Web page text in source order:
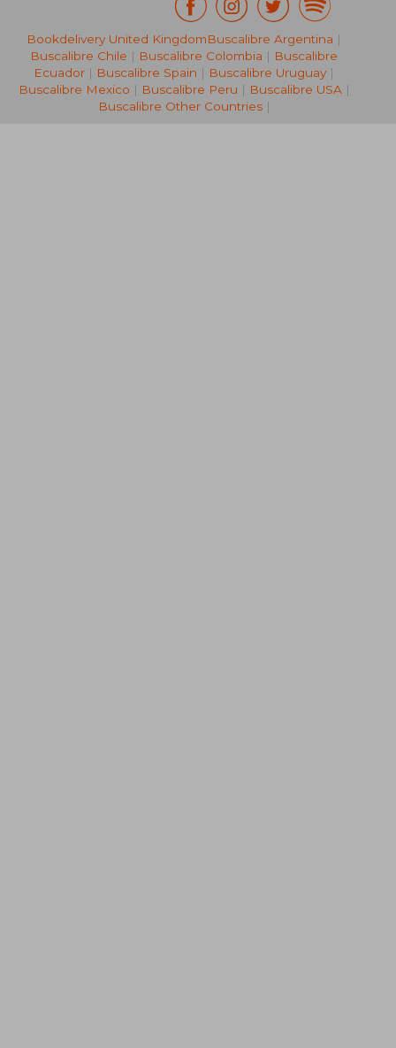
NT$ 1,419
Bookdelivery United KingdomBuscalibre Argentina |
Buscalibre Chile | Buscalibre Colombia | Buscalibre
Ecuador | Buscalibre Spain | Buscalibre Uruguay |
Buscalibre Mexico | Buscalibre Peru | Buscalibre USA|
Buscalibre Other Countries|